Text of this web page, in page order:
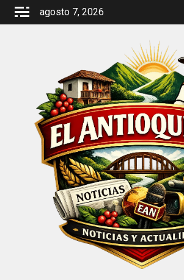
Saltar
agosto 7, 2026